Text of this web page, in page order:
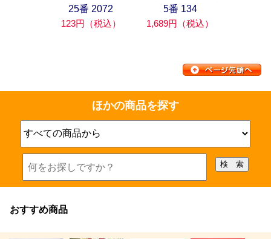
25番 2072
123円（税込）
5番 134
1,689円（税込）
ほかの商品を探す
おすすめ商品